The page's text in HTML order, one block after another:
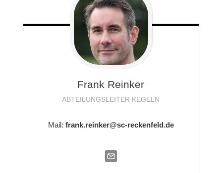
Frank Reinker
ABTEILUNGSLEITER KEGELN
Mail: frank.reinker@sc-reckenfeld.de